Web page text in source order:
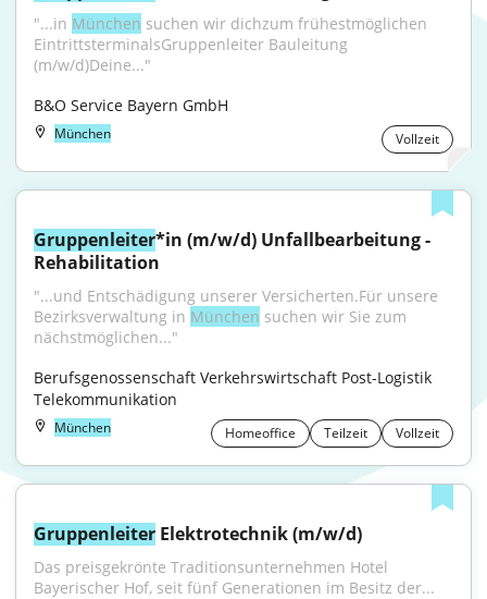
"...in München suchen wir dichzum frühestmöglichen
EintrittsterminalsGruppenleiter Bauleitung
(m/w/d)Deine..."
B&O Service Bayern GmbH
München Vollzeit
Gruppenleiter*in (m/w/d) Unfallbearbeitung -
Rehabilitation
"...und Entschädigung unserer Versicherten.Für unsere
Bezirksverwaltung in München suchen wir Sie zum
nächstmöglichen..."
Berufsgenossenschaft Verkehrswirtschaft Post-Logistik
Telekommunikation
München Homeoffice Teilzeit Vollzeit
Gruppenleiter Elektrotechnik (m/w/d)
Das preisgekrönte Traditionsunternehmen Hotel
Bayerischer Hof, seit fünf Generationen im Besitz der...